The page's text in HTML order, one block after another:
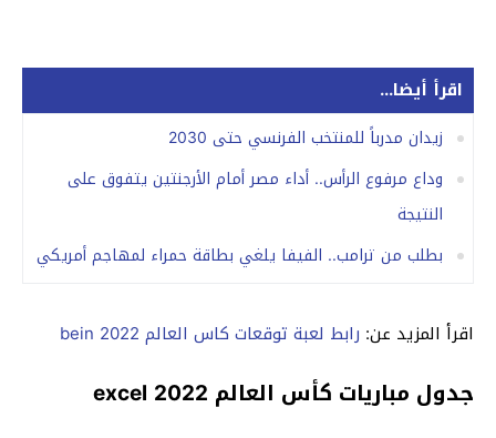
اقرأ أيضا...
زيدان مدرباً للمنتخب الفرنسي حتى 2030
وداع مرفوع الرأس.. أداء مصر أمام الأرجنتين يتفوق على
النتيجة
بطلب من ترامب.. الفيفا يلغي بطاقة حمراء لمهاجم أمريكي
اقرأ المزيد عن: رابط لعبة توقعات كاس العالم 2022 bein
جدول مباريات كأس العالم 2022 excel